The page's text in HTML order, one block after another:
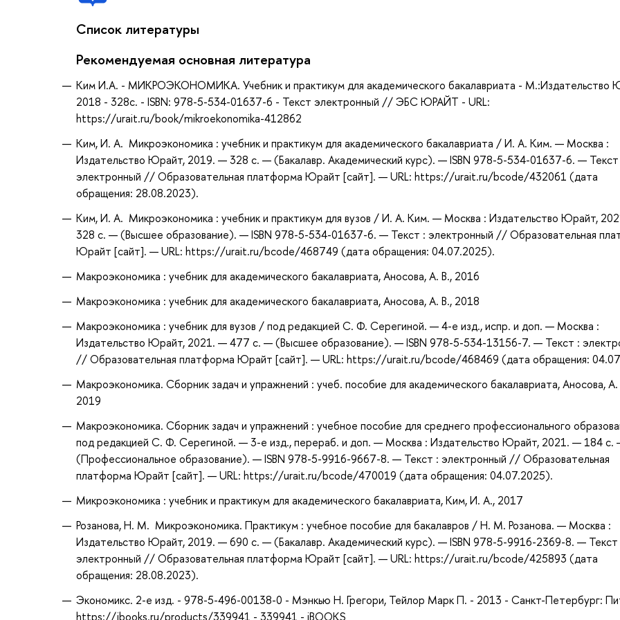
Список литературы
Рекомендуемая основная литература
Ким И.А. - МИКРОЭКОНОМИКА. Учебник и практикум для академического бакалавриата - М.:Издательство
2018 - 328с. - ISBN: 978-5-534-01637-6 - Текст электронный // ЭБС ЮРАЙТ - URL:
https://urait.ru/book/mikroekonomika-412862
Ким, И. А. Микроэкономика : учебник и практикум для академического бакалавриата / И. А. Ким. — Москва :
Издательство Юрайт, 2019. — 328 с. — (Бакалавр. Академический курс). — ISBN 978-5-534-01637-6. — Текст
электронный // Образовательная платформа Юрайт [сайт]. — URL: https://urait.ru/bcode/432061 (дата
обращения: 28.08.2023).
Ким, И. А. Микроэкономика : учебник и практикум для вузов / И. А. Ким. — Москва : Издательство Юрайт,
328 с. — (Высшее образование). — ISBN 978-5-534-01637-6. — Текст : электронный // Образовательная
Юрайт [сайт]. — URL: https://urait.ru/bcode/468749 (дата обращения: 04.07.2025).
Макроэкономика : учебник для академического бакалавриата, Аносова, А. В., 2016
Макроэкономика : учебник для академического бакалавриата, Аносова, А. В., 2018
Макроэкономика : учебник для вузов / под редакцией С. Ф. Серегиной. — 4-е изд., испр. и доп. — Москва :
Издательство Юрайт, 2021. — 477 с. — (Высшее образование). — ISBN 978-5-534-13156-7. — Текст :
// Образовательная платформа Юрайт [сайт]. — URL: https://urait.ru/bcode/468469 (дата обращения:
Макроэкономика. Сборник задач и упражнений : учеб. пособие для академического бакалавриата, Аносова, А.
2019
Макроэкономика. Сборник задач и упражнений : учебное пособие для среднего профессионального
под редакцией С. Ф. Серегиной. — 3-е изд., перераб. и доп. — Москва : Издательство Юрайт, 2021. — 184 с.
(Профессиональное образование). — ISBN 978-5-9916-9667-8. — Текст : электронный // Образовательная
платформа Юрайт [сайт]. — URL: https://urait.ru/bcode/470019 (дата обращения: 04.07.2025).
Микроэкономика : учебник и практикум для академического бакалавриата, Ким, И. А., 2017
Розанова, Н. М. Микроэкономика. Практикум : учебное пособие для бакалавров / Н. М. Розанова. — Москва :
Издательство Юрайт, 2019. — 690 с. — (Бакалавр. Академический курс). — ISBN 978-5-9916-2369-8. — Текст
электронный // Образовательная платформа Юрайт [сайт]. — URL: https://urait.ru/bcode/425893 (дата
обращения: 28.08.2023).
Экономикс. 2-е изд. - 978-5-496-00138-0 - Мэнкью Н. Грегори, Тейлор Марк П. - 2013 - Санкт-Петербург:
https://ibooks.ru/products/339941 - 339941 - iBOOKS